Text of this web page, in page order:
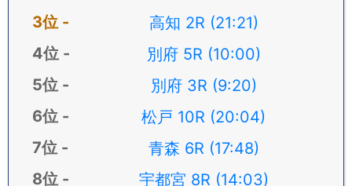
高知 2R (21:21)
別府 5R (10:00)
別府 3R (9:20)
松戸 10R (20:04)
青森 6R (17:48)
宇都宮 8R (14:03)